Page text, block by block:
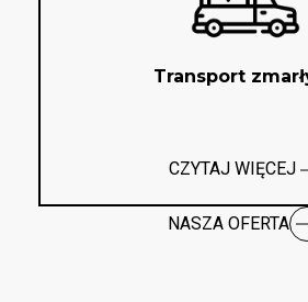
Transport
CZYTAJ WIĘCEJ
NASZA OFERTA